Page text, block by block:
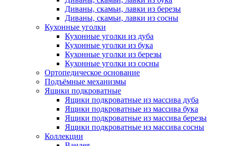
Диваны, скамьи, лавки из березы
Диваны, скамьи, лавки из сосны
Кухонные уголки
Кухонные уголки из дуба
Кухонные уголки из бука
Кухонные уголки из березы
Кухонные уголки из сосны
Ортопедическое основание
Подъёмные механизмы
Ящики подкроватные
Ящики подкроватные из массива дуба
Ящики подкроватные из массива бука
Ящики подкроватные из массива березы
Ящики подкроватные из массива сосны
Коллекции